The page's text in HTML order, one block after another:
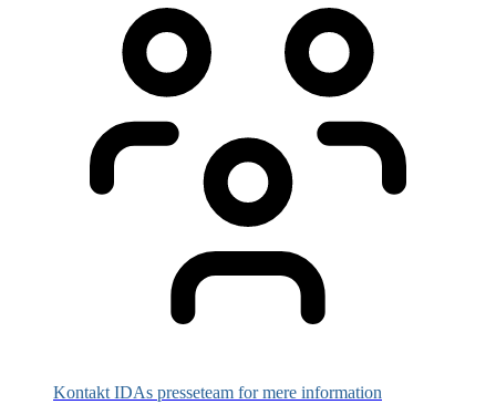
Kontakt IDAs presseteam for mere information